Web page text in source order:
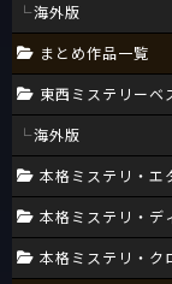
海外版
まとめ作品一覧
東西ミステリーベ
海外版
本格ミステリ・エ
本格ミステリ・デ
本格ミステリ・ク